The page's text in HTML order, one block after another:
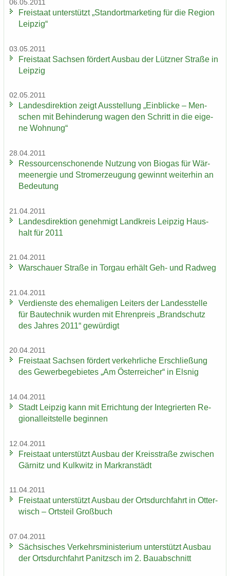
06.05.2011
Frei­staat un­ter­stützt „Stand­ort­mar­ke­ting für die Re­gi­on
Leip­zig“
03.05.2011
Frei­staat Sach­sen för­dert Aus­bau der Lütz­ner Stra­ße in
Leip­zig
02.05.2011
Lan­des­di­rek­ti­on zeigt Aus­stel­lung „Ein­bli­cke – Men­
schen mit Be­hin­de­rung wagen den Schritt in die ei­ge­
ne Woh­nung“
28.04.2011
Res­sour­cen­scho­nen­de Nut­zung von Bio­gas für Wär­
me­en­er­gie und Strom­erzeu­gung ge­winnt wei­ter­hin an
Be­deu­tung
21.04.2011
Lan­des­di­rek­ti­on ge­neh­migt Land­kreis Leip­zig Haus­
halt für 2011
21.04.2011
War­schau­er Stra­ße in Tor­gau er­hält Geh- und Rad­weg
21.04.2011
Ver­diens­te des ehe­ma­li­gen Lei­ters der Lan­des­stel­le
für Bau­tech­nik wur­den mit Eh­ren­preis „Brand­schutz
des Jah­res 2011“ ge­wür­digt
20.04.2011
Frei­staat Sach­sen för­dert ver­kehr­li­che Er­schlie­ßung
des Ge­wer­be­ge­bie­tes „Am Ös­ter­rei­cher“ in Els­nig
14.04.2011
Stadt Leip­zig kann mit Er­rich­tung der In­te­grier­ten Re­
gio­nal­leit­stel­le be­gin­nen
12.04.2011
Frei­staat un­ter­stützt Aus­bau der Kreis­stra­ße zwi­schen
Gär­nitz und Kulk­witz in Markran­städt
11.04.2011
Frei­staat un­ter­stützt Aus­bau der Orts­durch­fahrt in Ot­ter­
wisch – Orts­teil Groß­buch
07.04.2011
Säch­si­sches Ver­kehrs­mi­nis­te­ri­um un­ter­stützt Aus­bau
der Orts­durch­fahrt Pa­nitzsch im 2. Bau­ab­schnitt